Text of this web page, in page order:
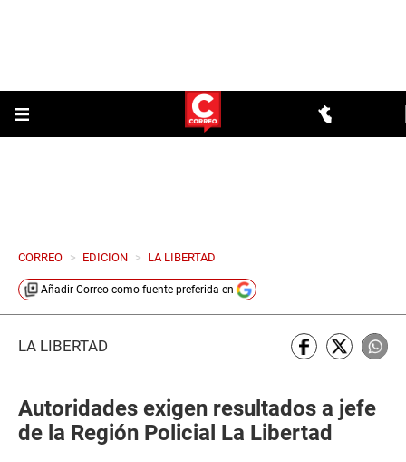
CORREO > EDICION > LA LIBERTAD
Añadir Correo como fuente preferida en
LA LIBERTAD
Autoridades exigen resultados a jefe
de la Región Policial La Libertad